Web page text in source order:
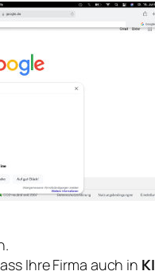
Ihre Firma auch in